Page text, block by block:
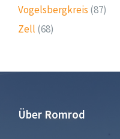
Vogelsbergkreis (87)
Zell (68)
Über Romrod